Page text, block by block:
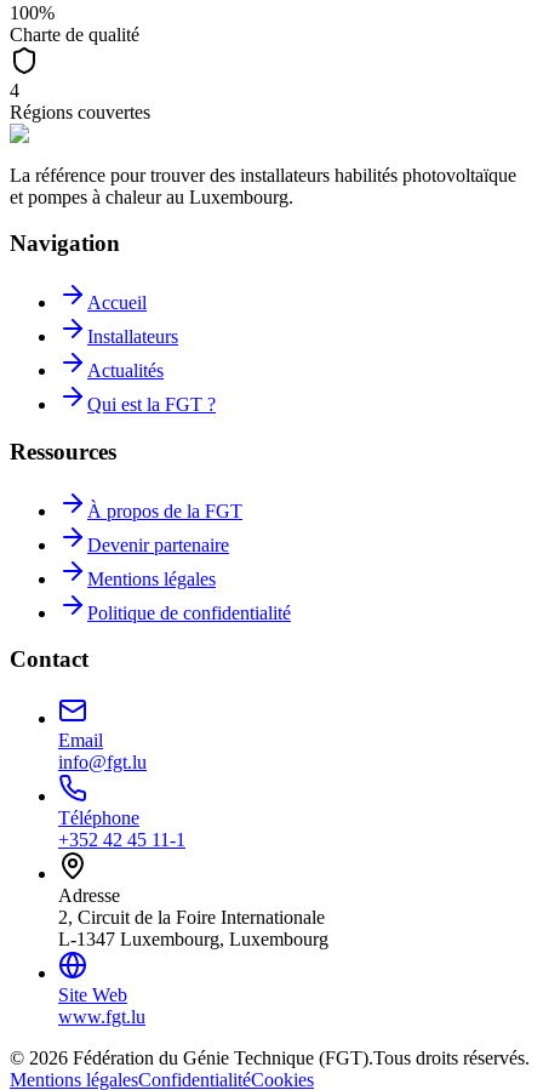
100%
Charte de qualité
4
Régions couvertes
La référence pour trouver des installateurs habilités photovoltaïque
et pompes à chaleur au Luxembourg.
Navigation
Accueil
Installateurs
Actualités
Qui est la FGT ?
Ressources
À propos de la FGT
Devenir partenaire
Mentions légales
Politique de confidentialité
Contact
Email
info@fgt.lu
Téléphone
+352 42 45 11-1
Adresse
2, Circuit de la Foire Internationale
L-1347 Luxembourg, Luxembourg
Site Web
www.fgt.lu
© 2026 Fédération du Génie Technique (FGT).Tous droits réservés.
Mentions légalesConfidentialitéCookies